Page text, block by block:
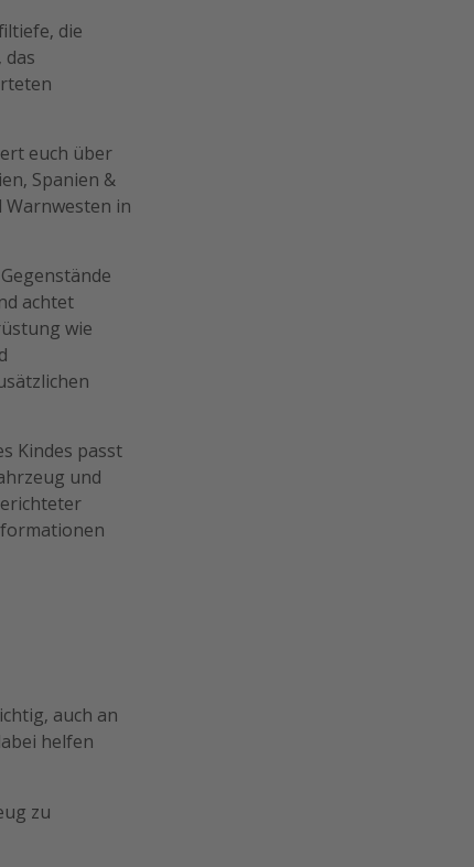
die
das
euch über
Spanien &
Warnwesten in
achtet
wie
Kindes passt
und
auch an
helfen
zu